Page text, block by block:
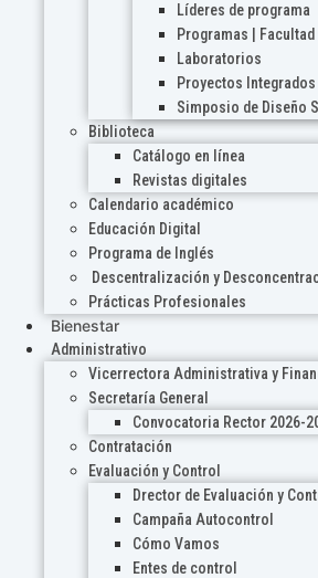
Líderes de programa
Programas |
Laboratorios
Proyectos
Simposio de Diseño
Biblioteca
Catálogo en línea
Revistas digitales
Calendario académico
Educación Digital
Programa de Inglés
Descentralización y
Prácticas Profesionales
Bienestar
Administrativo
Vicerrectora Administrativa y
Secretaría General
Convocatoria Rector 2026-
Contratación
Evaluación y Control
Drector de Evaluación y
Campaña Autocontrol
Cómo Vamos
Entes de control